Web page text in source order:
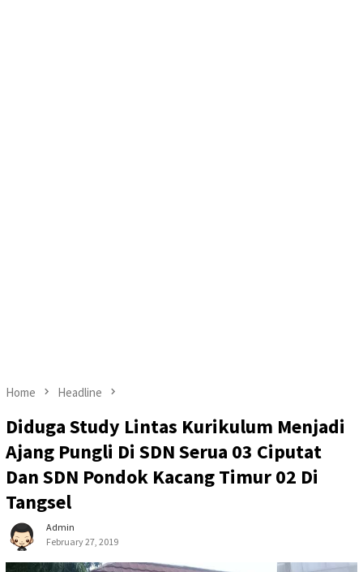
Home Headline
Diduga Study Lintas Kurikulum Menjadi
Ajang Pungli Di SDN Serua 03 Ciputat
Dan SDN Pondok Kacang Timur 02 Di
Tangsel
Admin
February 27, 2019